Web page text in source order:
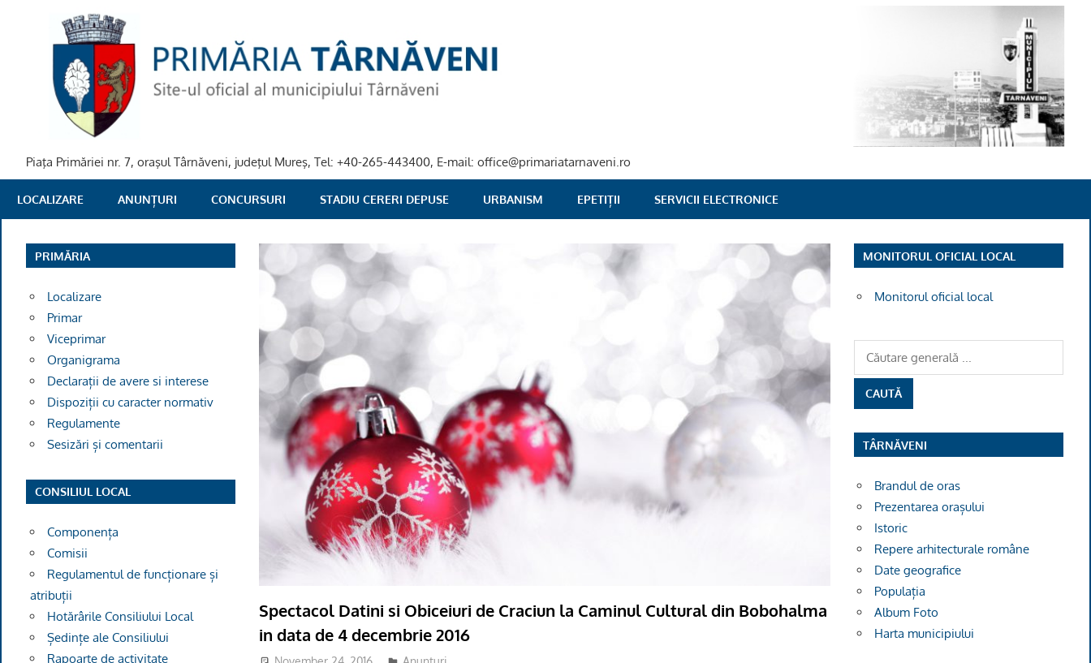
PRIMARIA
TARNAVENI
Piaţa Primăriei nr. 7, oraşul Târnăveni, judeţul Mureş, Tel: +40-265-443400, E-mail: office@primariatarnaveni.ro
LOCALIZARE ANUNȚURI CONCURSURI STADIU CERERI DEPUSE URBANISM EPETIȚII SERVICII ELECTRONICE
Spectacol Datini si Obiceiuri de Craciun la Caminul Cultural din Bobohalma
in data de 4 decembrie 2016
PRIMĂRIA
Localizare
Primar
Viceprimar
Organigrama
Declarații de avere si interese
Dispoziții cu caracter normativ
Regulamente
Sesizări și comentarii
CONSILIUL LOCAL
Componența
Comisii
Regulamentul de funcționare și
atribuții
Hotărârile Consiliului Local
Ședințe ale Consiliului
Rapoarte de activitate
MONITORUL OFICIAL LOCAL
Monitorul oficial local
TÂRNĂVENI
Brandul de oras
Prezentarea orașului
Istoric
Repere arhitecturale române
Date geografice
Populația
Album Foto
Harta municipiului